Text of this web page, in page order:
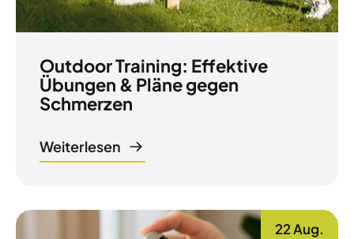
Outdoor Training: Effektive
Übungen & Pläne gegen
Schmerzen
Weiterlesen
22 Aug.